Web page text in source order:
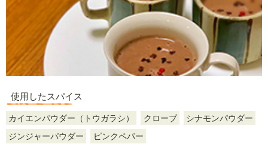
使用したスパイス
カイエンパウダー（トウガラシ） クローブ
シナモンパウダー
ジンジャーパウダー
ピンクペパー